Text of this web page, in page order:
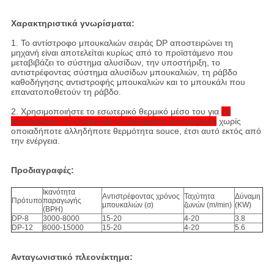
Χαρακτηριστικά γνωρίσματα:
1. Το αντίστροφο μπουκαλιών σειράς DP αποστειρώνει τη
μηχανή είναι αποτελείται κυρίως από το προϊστάμενο που
μεταβιβάζει το σύστημα αλυσίδων, την υποστήριξη, το
αντιστρέφοντας σύστημα αλυσίδων μπουκαλιών, τη ράβδο
καθοδήγησης αντιστροφής μπουκαλιών και το μπουκάλι που
επανατοποθετούν τη ράβδο.
2. Χρησιμοποιήστε το εσωτερικό θερμικό μέσο του για να
απολυμάνετε το στόμα και τα καλύμματα μπουκαλιώνχωρίς
οποιαδήποτε άλληδήποτε θερμότητα souce, έτσι αυτό εκτός από
την ενέργεια.
Προδιαγραφές:
Πρότυπο
Ικανότητα
παραγωγής
(BPH)
Αντιστρέφοντας χρόνος
μπουκαλιών (σ)
Ταχύτητα
ζωνών (m/min)
Δύναμη
(KW)
DP-8
3000-8000 15-20 4-20
3.8
DP-12
8000-15000 15-20 4-20 5.6
Ανταγωνιστικό πλεονέκτημα: